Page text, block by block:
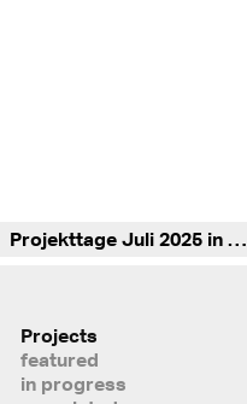
Projekttage Juli 2025 in Stuttgart
Projects
featured
in progress